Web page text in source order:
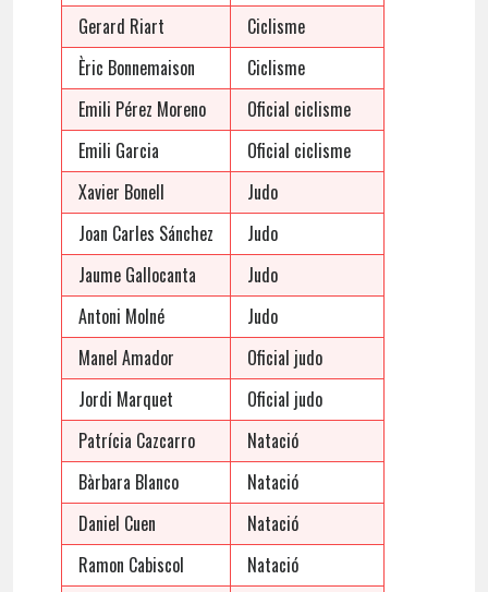
Gerard Riart
Ciclisme
Èric Bonnemaison
Ciclisme
Emili Pérez Moreno
Oficial ciclisme
Emili Garcia
Oficial ciclisme
Xavier Bonell
Judo
Joan Carles Sánchez
Judo
Jaume Gallocanta
Judo
Antoni Molné
Judo
Manel Amador
Oficial judo
Jordi Marquet
Oficial judo
Patrícia Cazcarro
Natació
Bàrbara Blanco
Natació
Daniel Cuen
Natació
Ramon Cabiscol
Natació